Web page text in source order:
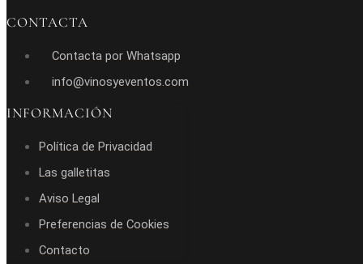
CONTACTA
Contacta por Whatsapp
info@vinosyeventos.com
INFORMACIÓN
Política de Privacidad
Las galletitas
Aviso Legal
Preferencias de Cookies
Contacto